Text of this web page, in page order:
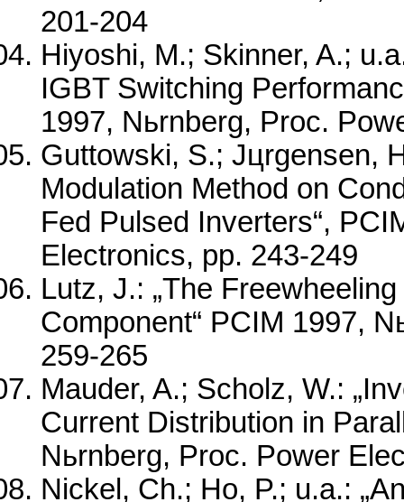
201-204
Hiyoshi, M.; Skinner, A.;
IGBT Switching
1997, Nьrnberg, Proc.
Guttowski, S.; Jцrgensen,
Modulation Method on
Fed Pulsed Inverters“,
Electronics, pp. 243-249
Lutz, J.: „The
Component“ PCIM 1997,
259-265
Mauder, A.; Scholz, W.:
Current Distribution in
Nьrnberg, Proc. Power
Nickel, Ch.; Ho, P.; u.a.: